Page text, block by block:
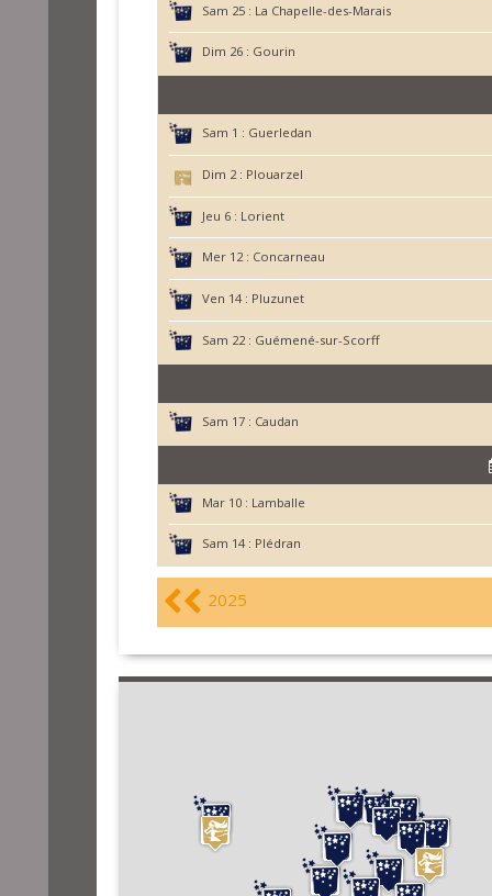
Sam 25 : La Chapelle-des-Marais
Dim 26 : Gourin
Sam 1 : Guerledan
Dim 2 : Plouarzel
Jeu 6 : Lorient
Mer 12 : Concarneau
Ven 14 : Pluzunet
Sam 22 : Guémené-sur-Scorff
Sam 17 : Caudan
Mar 10 : Lamballe
Sam 14 : Plédran
2025